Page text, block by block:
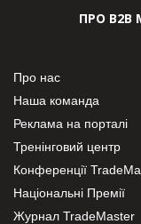
ПРО В2В
Про нас
Наша команда
Реклама на порталі
Тренінговий центр
Конференції
Національні Премії
Журнал TradeMaster